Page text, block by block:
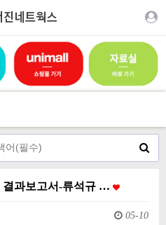
결과보고서-류석규 …
05-10